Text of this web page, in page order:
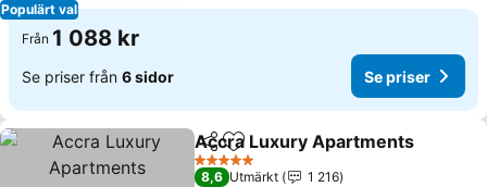
Populärt val
Från 1 088 kr
Se priser från 6 sidor Se priser
Dela Lägg till i Mina Favoriter
Accra Luxury Apartments
5 Stjärnor
8,6 Utmärkt
1 216